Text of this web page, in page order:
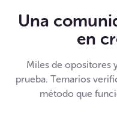
Una
en
Miles de opositores
prueba. Temarios
método que